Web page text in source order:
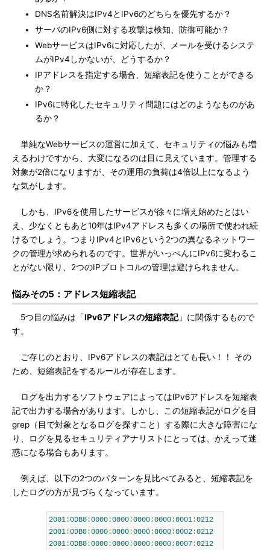
DNS名前解決はIPv4とIPv6のどちらを優先するか？
サーバのIPv6側に対する攻撃は検知、防御可能か？
WebサービスはIPv6に対応したが、メールを受けるシステ
ムがIPv4しかないが、どうするか？
IPアドレスを指定する場合、短縮表記を使うことができる
か？
IPv6に特化したセキュリティ問題にはどのようなものがあ
るか？
単純なWebサービスの運営に加えて、セキュリティの悩みも増
えるわけですから、大変になるのは目に見えています。管理する
対象が2倍になりますが、その運用の負荷は4倍以上になるよう
な気がします。
しかも、IPv6を使用したサービスが徐々に増え始めたとはい
え、少なくともあと10年はIPv4アドレスも多くの場所で使われ続
けるでしょう。つまりIPv4とIPv6という2つの異なるネットワー
クの管理が求められるのです。世界がいっぺんにIPv6に変わるこ
とがない限り、2つのIPプロトコルの管理は避けられません。
悩みその5：アドレス短縮表記
5つ目の悩みは「IPv6アドレスの短縮表記」に関係するもので
す。
ご存じのとおり、IPv6アドレスの表記はとても長い！！ その
ため、短縮表記をするルールが存在します。
ログを出力するソフトウェアによってはIPv6アドレスを短縮表
記で出力する場合があります。しかし、この短縮表記がログを目
grep（目で対象となるログを探すこと）する際に大きな障害にな
り、ログを見るセキュリティアナリストにとっては、かえって迷
惑になる場合もあります。
例えば、以下の2つのパターンを見比べてみると、短縮表記を
したログの方が見づらくなっています。
2001:0DB8:0000:0000:0000:0000:0001:0212
2001:0DB8:0000:0000:0000:0000:0002:0212
2001:0DB8:0000:0000:0000:0000:0007:0212